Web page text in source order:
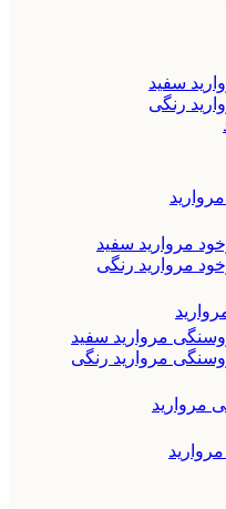
سفید
رنگی
مروارید سفید
مروارید رنگی
مروارید سفید
مروارید رنگی
مروارید